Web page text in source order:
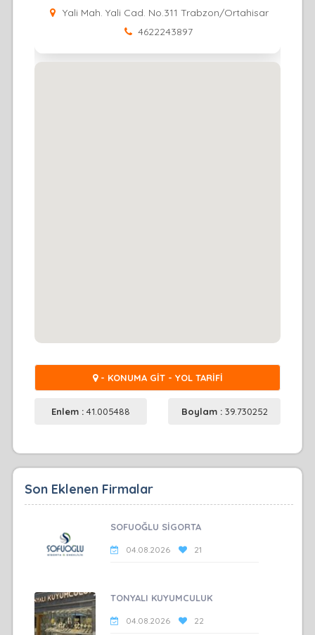
Yali Mah. Yali Cad. No.311 Trabzon/Ortahisar
4622243897
- KONUMA GİT - YOL TARİFİ
Enlem :41.005488 Boylam : 39.730252
Son Eklenen Firmalar
SOFUOĞLU SİGORTA
04.08.2026 21
TONYALI KUYUMCULUK
04.08.2026 22